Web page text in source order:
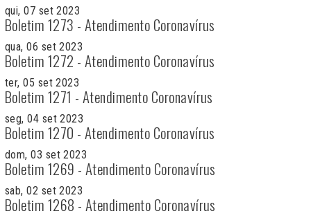
qui, 07 set 2023
Boletim 1273 - Atendimento Coronavírus
qua, 06 set 2023
Boletim 1272 - Atendimento Coronavírus
ter, 05 set 2023
Boletim 1271 - Atendimento Coronavírus
seg, 04 set 2023
Boletim 1270 - Atendimento Coronavírus
dom, 03 set 2023
Boletim 1269 - Atendimento Coronavírus
sab, 02 set 2023
Boletim 1268 - Atendimento Coronavírus